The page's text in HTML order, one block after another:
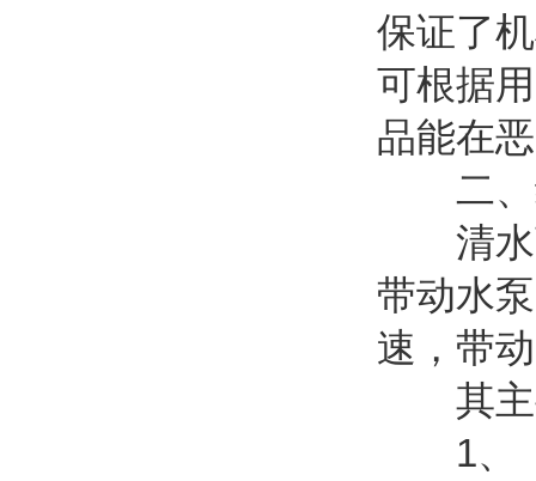
保证了
可根据
品能在
二、
清水离
带动水
速，带
其主
1、 整